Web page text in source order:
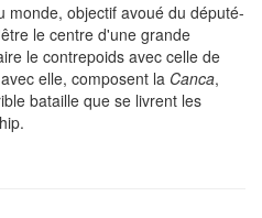
monde, objectif avoué du député-
le centre d'une grande
le contrepoids avec celle de
elle, composent la Canca,
bataille que se livrent les